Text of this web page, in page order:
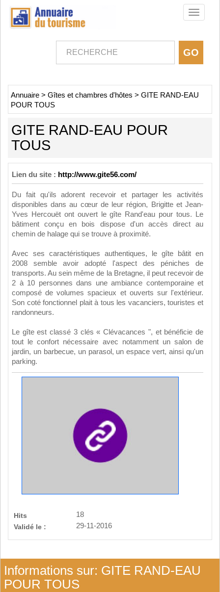
Toggle
Annuaire > Gîtes et chambres d'hôtes > GITE RAND-EAU
POUR TOUS
GITE RAND-EAU POUR
TOUS
Lien du site : http://www.gite56.com/
Du fait qu'ils adorent recevoir et partager les activités
disponibles dans au cœur de leur région, Brigitte et Jean-
Yves Hercouët ont ouvert le gîte Rand'eau pour tous. Le
bâtiment conçu en bois dispose d'un accès direct au
chemin de halage qui se trouve à proximité.
Avec ses caractéristiques authentiques, le gîte bâtit en
2008 semble avoir adopté l'aspect des péniches de
transports. Au sein même de la Bretagne, il peut recevoir de
2 à 10 personnes dans une ambiance contemporaine et
composé de volumes spacieux et ouverts sur l'extérieur.
Son coté fonctionnel plait à tous les vacanciers, touristes et
randonneurs.
Le gîte est classé 3 clés « Clévacances ", et bénéficie de
tout le confort nécessaire avec notamment un salon de
jardin, un barbecue, un parasol, un espace vert, ainsi qu'un
parking.
Hits
18
Validé le :
29-11-2016
Informations sur: GITE RAND-EAU
POUR TOUS